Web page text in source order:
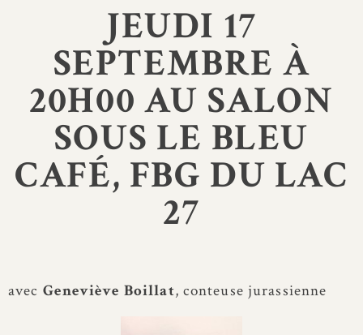
JEUDI 17
SEPTEMBRE À
20H00 AU SALON
SOUS LE BLEU
CAFÉ, FBG DU LAC
27
avec Geneviève Boillat, conteuse jurassienne